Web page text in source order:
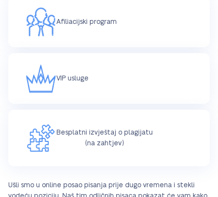
Afiliacijski program
VIP usluge
Besplatni izvještaj o plagijatu
(na zahtjev)
Ušli smo u online posao pisanja prije dugo vremena i stekli